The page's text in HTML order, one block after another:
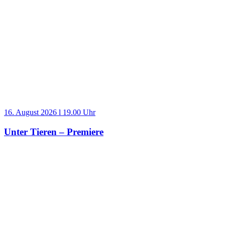
16. August 2026 l 19.00 Uhr
Unter Tieren – Premiere